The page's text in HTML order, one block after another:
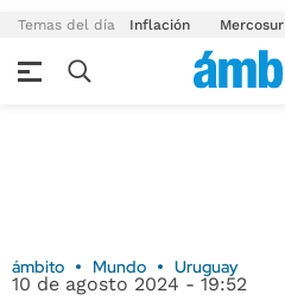
Temas del día Inflación Mercosur
ámbito Mundo Uruguay
10 de agosto 2024 - 19:52